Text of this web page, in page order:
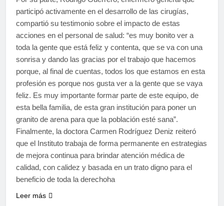
participó activamente en el desarrollo de las cirugías,
compartió su testimonio sobre el impacto de estas
acciones en el personal de salud: “es muy bonito ver a
toda la gente que está feliz y contenta, que se va con una
sonrisa y dando las gracias por el trabajo que hacemos
porque, al final de cuentas, todos los que estamos en esta
profesión es porque nos gusta ver a la gente que se vaya
feliz. Es muy importante formar parte de este equipo, de
esta bella familia, de esta gran institución para poner un
granito de arena para que la población esté sana”.
Finalmente, la doctora Carmen Rodríguez Deniz reiteró
que el Instituto trabaja de forma permanente en estrategias
de mejora continua para brindar atención médica de
calidad, con calidez y basada en un trato digno para el
beneficio de toda la derechoha
Leer más